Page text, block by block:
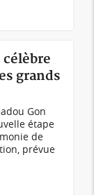
grands
Gon
étape
de
prévue